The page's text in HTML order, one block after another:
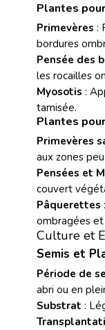
Plantes
Primevères :
bordures
Pensée des
les rocailles
Myosotis :
tamisée.
Plantes
Primevères
aux zones
Pensées et
couvert
Pâquerettes
ombragées et
Culture et
Semis et
Période de
abri ou en
Substrat :